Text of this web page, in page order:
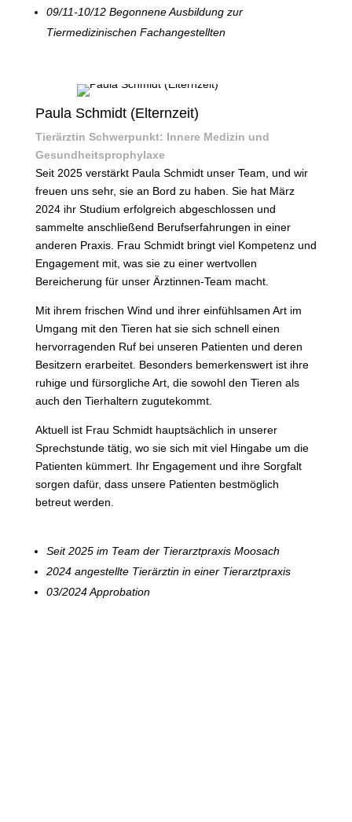
09/11-10/12 Begonnene Ausbildung zur
Tiermedizinischen Fachangestellten
Paula Schmidt (Elternzeit)
Tierärztin Schwerpunkt: Innere Medizin und
Gesundheitsprophylaxe
Seit 2025 verstärkt Paula Schmidt unser Team, und wir
freuen uns sehr, sie an Bord zu haben. Sie hat März
2024 ihr Studium erfolgreich abgeschlossen und
sammelte anschließend Berufserfahrungen in einer
anderen Praxis. Frau Schmidt bringt viel Kompetenz und
Engagement mit, was sie zu einer wertvollen
Bereicherung für unser Ärztinnen-Team macht.
Mit ihrem frischen Wind und ihrer einfühlsamen Art im
Umgang mit den Tieren hat sie sich schnell einen
hervorragenden Ruf bei unseren Patienten und deren
Besitzern erarbeitet. Besonders bemerkenswert ist ihre
ruhige und fürsorgliche Art, die sowohl den Tieren als
auch den Tierhaltern zugutekommt.
Aktuell ist Frau Schmidt hauptsächlich in unserer
Sprechstunde tätig, wo sie sich mit viel Hingabe um die
Patienten kümmert. Ihr Engagement und ihre Sorgfalt
sorgen dafür, dass unsere Patienten bestmöglich
betreut werden.
Seit 2025 im Team der Tierarztpraxis Moosach
2024 angestellte Tierärztin in einer Tierarztpraxis
03/2024 Approbation